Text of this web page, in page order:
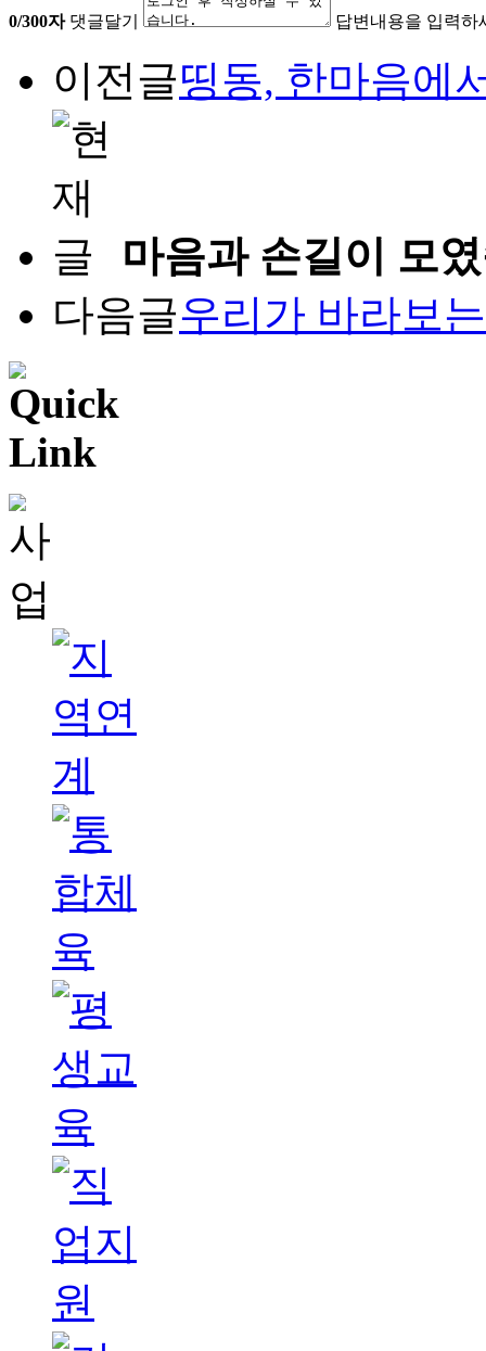
0/300자 댓글달기 답변내용을 입력하
이전글띵동, 한마음에
마음과 손길이 모
다음글우리가 바라보